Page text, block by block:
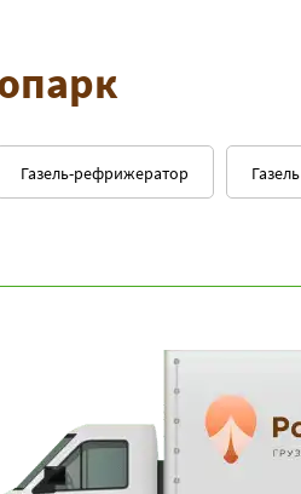
Газель-рефрижератор